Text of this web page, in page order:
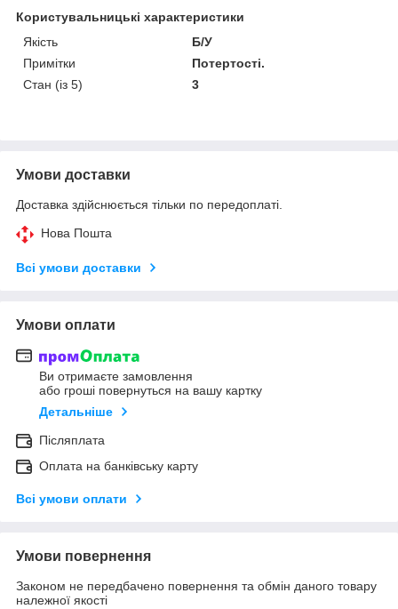
Користувальницькі характеристики
Якість
Б/У
Примітки
Потертості.
Стан (із 5)
3
Умови доставки
Доставка здійснюється тільки по передоплаті.
Нова Пошта
Всі умови доставки
Умови оплати
Ви отримаєте замовлення
або гроші повернуться на вашу картку
Детальніше
Післяплата
Оплата на банківську карту
Всі умови оплати
Умови повернення
Законом не передбачено повернення та обмін даного товару
належної якості